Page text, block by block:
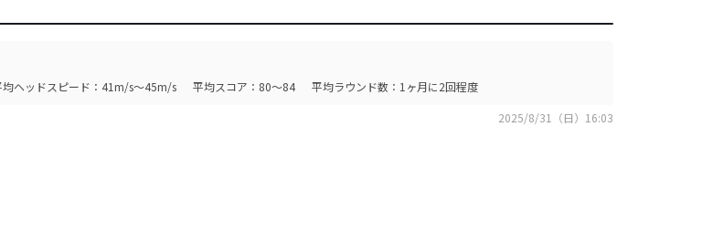
均ヘッドスピード：41m/s～45m/s 平均スコア：80～84
平均ラウンド数：1ヶ月に2回程度
2025/8/31（日）16:03